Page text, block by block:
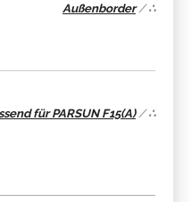
Außenborder/∴
für PARSUN F15(A)/∴